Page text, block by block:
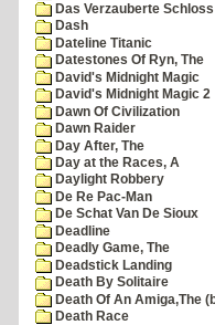
Das Verzauberte Schloss
Dash
Dateline Titanic
Datestones Of Ryn, The
David's Midnight Magic
David's Midnight Magic 2
Dawn Of Civilization
Dawn Raider
Day After, The
Day at the Races, A
Daylight Robbery
De Re Pac-Man
De Schat Van De Sioux
Deadline
Deadly Game, The
Deadstick Landing
Death By Solitaire
Death Of An Amiga,The
Death Race